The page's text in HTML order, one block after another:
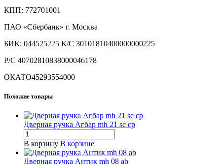
КПП: 772701001
ПАО «Сбербанк» г. Москва
БИК: 044525225 К/С 30101810400000000225
Р/С 40702810838000046178
ОКАТО45293554000
Похожие товары
Дверная ручка Агбар mh 21 sc cp
В корзину В корзине
Дверная ручка Антик mh 08 ab